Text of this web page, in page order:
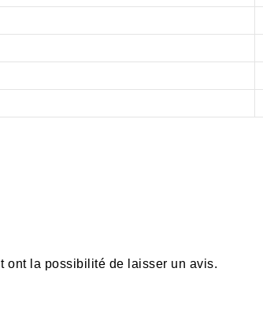
ont la possibilité de laisser un avis.